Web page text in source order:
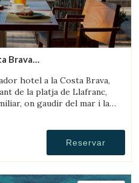
Brava
hotel a la Costa Brava,
de la platja de Llafranc,
on gaudir del mar i la
Reservar